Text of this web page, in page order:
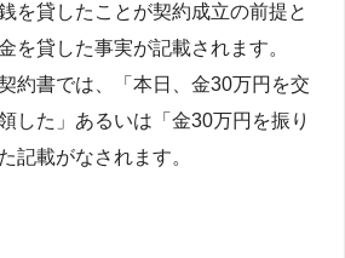
を貸したことが契約成立の前提と
を貸した事実が記載されます。
約書では、「本日、金30万円を交
した」あるいは「金30万円を振り
記載がなされます。